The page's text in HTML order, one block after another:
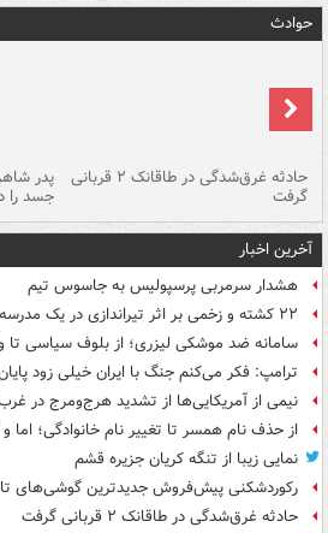
حوادث
حادثه غرق‌شدگی در طاقانک ۲ قربانی
گرفت
پدر
جسد را
آخرین اخبار
هشدار سرمربی پرسپولیس به جاسوس تیم
۲۲ کشته و زخمی بر اثر تیراندازی در یک مدرسه در تایلند+ فیلم
سامانه ضد موشکی لیزری؛ از بلوف سیاسی تا
ترامپ: فکر می‌کنم جنگ با ایران خیلی زود
نیمی از آمریکایی‌ها از تشدید هرج‌ومرج در
از حذف نام همسر تا تغییر نام خانوادگی؛
نمایی زیبا از تنگه کریان جزیره قشم
رکوردشکنی پیش‌فروش جدیدترین گوشی‌های
حادثه غرق‌شدگی در طاقانک ۲ قربانی گرفت